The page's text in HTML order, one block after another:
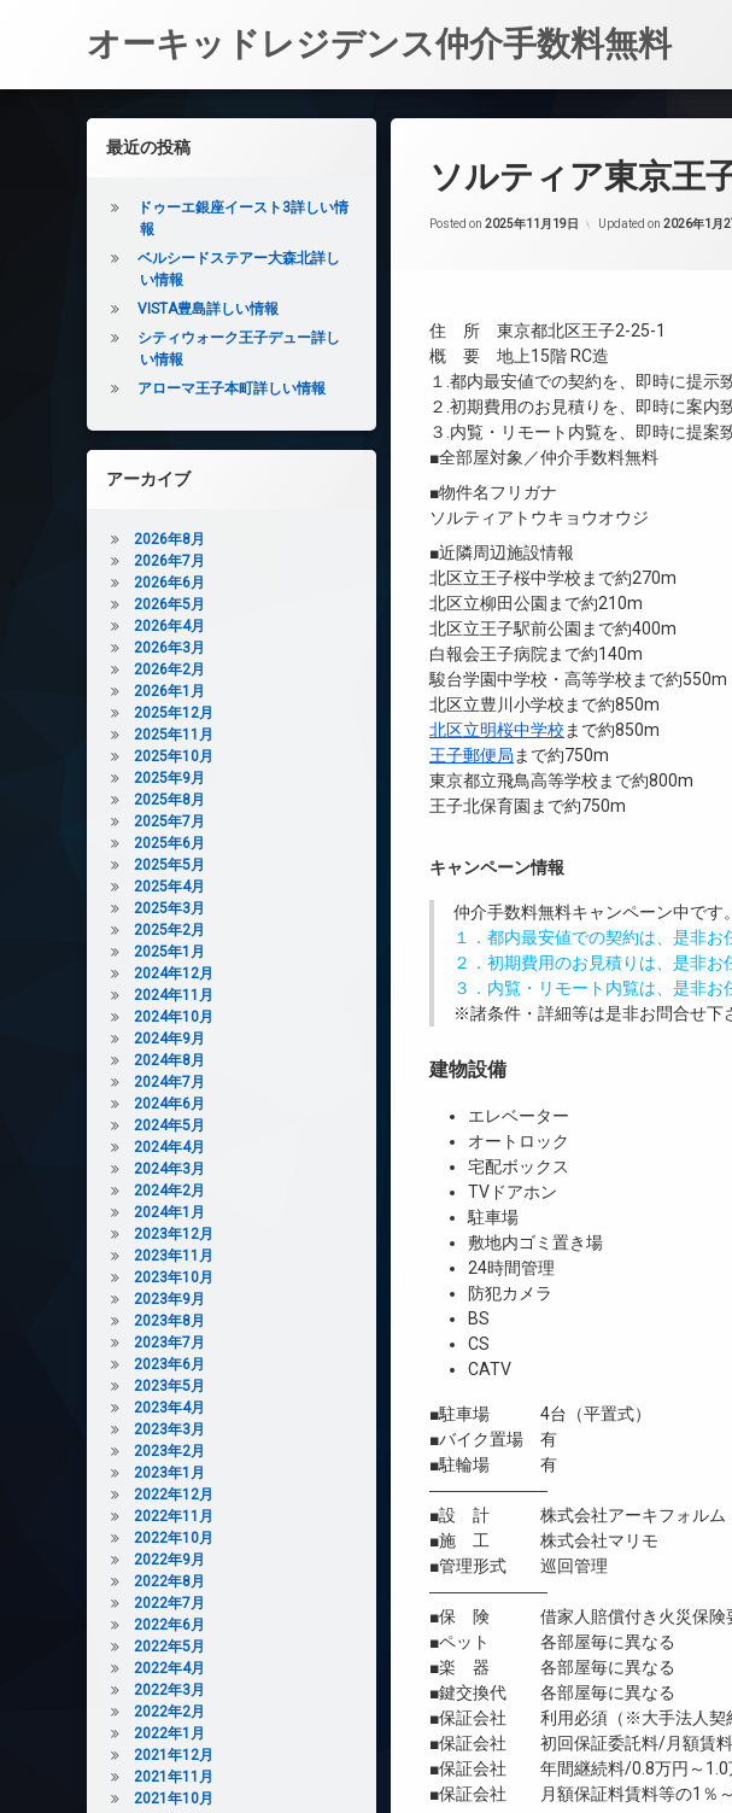
オーキッドレジデンス仲介手数料無料
ソルティア東京王
Posted on 2025年11月19日 Updated on 2026年1月
住 所 東京都北区王子2-25-1
概 要 地上15階 RC造
１.都内最安値での契約を、即時に提示
２.初期費用のお見積りを、即時に案内
３.内覧・リモート内覧を、即時に提案
■全部屋対象／仲介手数料無料
■物件名フリガナ
ソルティアトウキョウオウジ
■近隣周辺施設情報
北区立王子桜中学校まで約270m
北区立柳田公園まで約210m
北区立王子駅前公園まで約400m
白報会王子病院まで約140m
駿台学園中学校・高等学校まで約550m
北区立豊川小学校まで約850m
北区立明桜中学校 まで約850m
王子郵便局 まで約750m
東京都立飛鳥高等学校まで約800m
王子北保育園まで約750m
キャンペーン情報
仲介手数料無料キャンペーン中です。
１．都内最安値での契約は、是非お
２．初期費用のお見積りは、是非お
３．内覧・リモート内覧は、是非お
※諸条件・詳細等は是非お問合せ下
建物設備
エレベーター
オートロック
宅配ボックス
TVドアホン
駐車場
敷地内ゴミ置き場
24時間管理
防犯カメラ
BS
CS
CATV
■駐車場 4台（平置式）
■バイク置場 有
■駐輪場 有
―――――――
■設 計 株式会社アーキフォルム
■施 工 株式会社マリモ
■管理形式 巡回管理
―――――――
■保 険 借家人賠償付き火災保険
■ペット 各部屋毎に異なる
■楽 器 各部屋毎に異なる
■鍵交換代 各部屋毎に異なる
■保証会社 利用必須（※大手法人契約
■保証会社 初回保証委託料/月額賃料
■保証会社 年間継続料/0.8万円～1.0
■保証会社 月額保証料賃料等の1％
左サイドバー
最近の投稿
ドゥーエ銀座イースト3詳しい情
報
ベルシードステアー大森北詳し
い情報
VISTA豊島詳しい情報
シティウォーク王子デュー詳し
い情報
アローマ王子本町詳しい情報
アーカイブ
2026年8月
2026年7月
2026年6月
2026年5月
2026年4月
2026年3月
2026年2月
2026年1月
2025年12月
2025年11月
2025年10月
2025年9月
2025年8月
2025年7月
2025年6月
2025年5月
2025年4月
2025年3月
2025年2月
2025年1月
2024年12月
2024年11月
2024年10月
2024年9月
2024年8月
2024年7月
2024年6月
2024年5月
2024年4月
2024年3月
2024年2月
2024年1月
2023年12月
2023年11月
2023年10月
2023年9月
2023年8月
2023年7月
2023年6月
2023年5月
2023年4月
2023年3月
2023年2月
2023年1月
2022年12月
2022年11月
2022年10月
2022年9月
2022年8月
2022年7月
2022年6月
2022年5月
2022年4月
2022年3月
2022年2月
2022年1月
2021年12月
2021年11月
2021年10月